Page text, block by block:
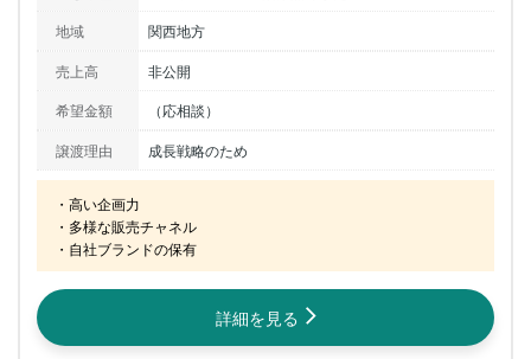
地域
関西地方
売上高
非公開
希望金額
（応相談）
譲渡理由
成長戦略のため
・高い企画力
・多様な販売チャネル
・自社ブランドの保有
詳細を見る